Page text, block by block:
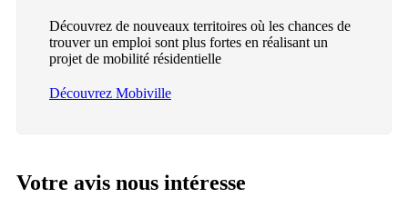
Découvrez de nouveaux territoires où les chances de
trouver un emploi sont plus fortes en réalisant un
projet de mobilité résidentielle
Découvrez Mobiville
Votre avis nous intéresse